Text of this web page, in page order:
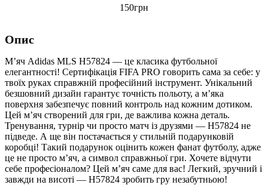
150грн
Опис
М’яч Adidas MLS H57824 — це класика футбольної
елегантності! Сертифікація FIFA PRO говорить сама за себе: у
твоїх руках справжній професійний інструмент. Унікальний
безшовний дизайн гарантує точність польоту, а м’яка
поверхня забезпечує повний контроль над кожним дотиком.
Цей м’яч створений для гри, де важлива кожна деталь.
Тренування, турнір чи просто матч із друзями — H57824 не
підведе. А ще він постачається у стильній подарунковій
коробці! Такий подарунок оцінить кожен фанат футболу, адже
це не просто м’яч, а символ справжньої гри. Хочете відчути
себе професіоналом? Цей м’яч саме для вас! Легкий, зручний і
завжди на висоті — H57824 зробить гру незабутньою!